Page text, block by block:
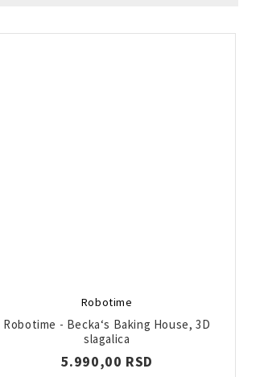
Robotime
Robotime - Becka‘s Baking House, 3D
slagalica
5.990,00 RSD